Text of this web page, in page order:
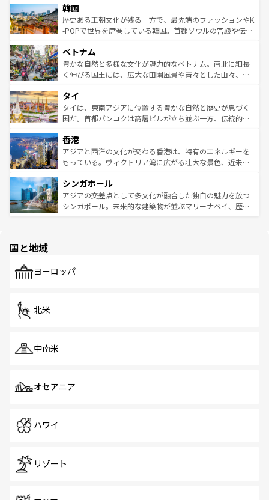
ワイを、存分に味わってほしい。 なお、新着のハワイ情報
はコンテンツ一覧を参照してほしい。
いる。アクティビティも充実しており、サーフィンやダイ
ビング、ハイキングなど、アウトドア好きにはたまらな
い。オーストラリアの多彩な魅力を存分に味わいつくそ
参照してほしい。
ン）、静ひつな山岳地帯である台湾東部など、都市の喧騒
と山間の静けさが共存しており、訪れる人に新しい発見と
驚きをもたらしてくれる。また、奥深い台湾の食文化も魅
容にもいいと評判のスイーツなど、バラエティ豊かな料理
が味わえる。 なお、新着の台湾情報は コンテンツ一覧を参
照してほしい。
韓国
歴史ある王朝文化が残る一方で、最先端のファッションやK
-POPで世界を席巻している韓国。首都ソウルの宮殿や伝統
き、地方に足を延ばせば四季折々の自然美を楽しむことが
できる。そして、キムチや焼肉、絶品のストリートフード
まで、さまざまな韓国料理が待っている。夜には、韓国な
リティに包まれながら、韓国の多彩な魅力を心ゆくまで味
わってみてほしい。 なお、新着の韓国情報はコンテンツ一
覧を参照してほしい。
ベトナム
豊かな自然と多様な文化が魅力的なベトナム。南北に細長
く伸びる国土には、広大な田園風景や青々とした山々、世
急速な発展と共に伝統が息づく。ハノイの古い町並みやホ
ーチミン市のフランス統治時代の建物も、独特の雰囲気を
醸し出している。また、バラエティの豊かさとおいしさで
とつ。フォーやバインミー、ベトナムコーヒーなどは、ぜ
ひ現地で味わいたい。どの地域を訪れてもあたたかい人々
が旅行者を迎えてくれるので、きっと忘れられない旅にな
参照してほしい。
タイ
タイは、東南アジアに位置する豊かな自然と歴史が息づく
国だ。首都バンコクは高層ビルが立ち並ぶ一方、伝統的な
の活気が交差している。北部ではチェンマイなどの山岳地
帯で自然と触れ合い、南部ではプーケットやクラビの美し
いビーチでリゾート気分を楽しむことができる。タイ料理
激する。気候は一年中温暖で、どの季節にも異なる楽しみ
が待っている。親しみやすいタイの人々、仏教を中心とし
た文化、そして多様な観光資源が、訪れる旅人を魅了し続
香港
アジアと西洋の文化が交わる香港は、特有のエネルギーを
もっている。ヴィクトリア湾に広がる壮大な景色、近未来
み、どこを訪れても感動するはず。観光スポットが密集し
ており、効率よく見どころを回れるのも魅力。息をのむよ
うな絶景から文化的な体験まで、香港を存分に楽しみ尽く
シンガポール
アジアの交差点として多文化が融合した独自の魅力を放つ
シンガポール。未来的な建築物が並ぶマリーナベイ、歴史
で、ホーカーズは地元の風情を楽しめる外せないスポット
国と地域
ヨーロッパ
北米
中南米
オセアニア
ハワイ
リゾート